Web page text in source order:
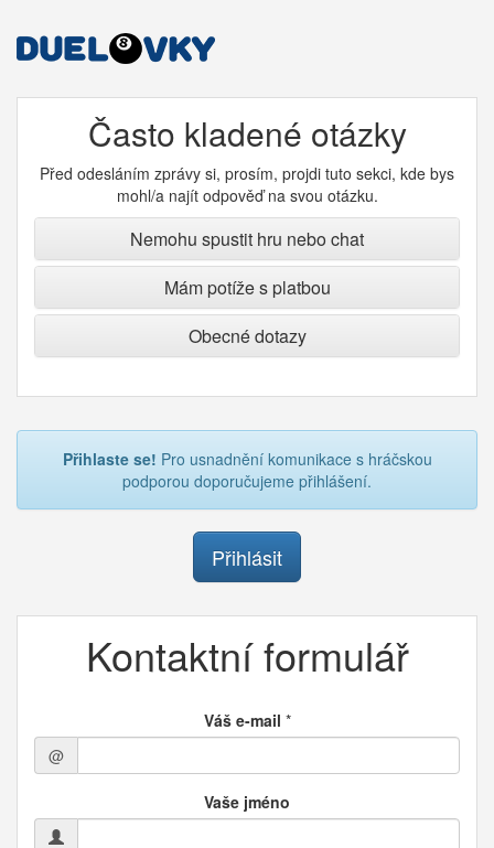
Často kladené otázky
Před odesláním zprávy si, prosím, projdi tuto sekci, kde bys
mohl/a najít odpověď na svou otázku.
Nemohu spustit hru nebo chat
Mám potíže s platbou
Obecné dotazy
Přihlaste se! Pro usnadnění komunikace s hráčskou
podporou doporučujeme přihlášení.
Přihlásit
Kontaktní formulář
Váš e-mail *
@
Vaše jméno